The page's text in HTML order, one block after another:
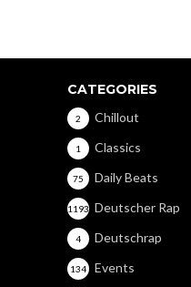
CATEGORIES
Chillout
2
Classics
1
Daily Beats
75
Deutscher Rap
1193
Deutschrap
4
Events
134